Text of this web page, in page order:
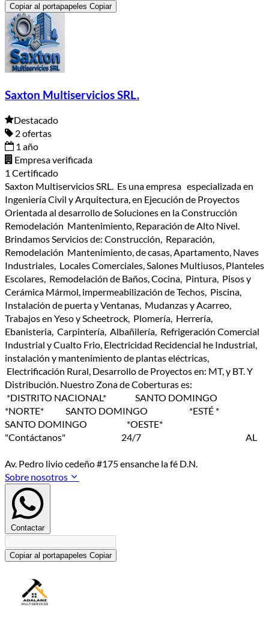
Copiar al portapapeles Copiar
Saxton Multiservicios SRL.
Destacado
2 ofertas
1 año
Empresa verificada
1 Certificado
Saxton Multiservicios SRL. Es una empresa especializada en
Ingeniería Civil y Arquitectura, en Ejecución de Proyectos
Orientada al desarrollo de Soluciones en la Construcción
Remodelación Mantenimiento, Reparación de Alto Nivel.
Brindamos Servicios de: Construcción, Reparación,
Remodelación Mantenimiento, de casas, Apartamento, Naves
Industriales, Locales Comerciales, Salones Multiusos, Planteles
Escolares, Remodelación de Baños, Cocina, Pintura, Pisos y
Cerámica Mármol, impermeabilización de Techos, Piscina,
Instalación de puerta y Ventanas, Mudanzas y Acarreo,
Trabajos en Yeso y Scheetrock, Plomería, Herrería,
Ebanisteria, Carpintería, Albañilería, Refrigeración Comercial
Industrial y Cualto Frio, Electricidad Recidencial he Industrial,
instalación y mantenimiento de plantas eléctricas,
Electrificación Rural, Desarrollo de Proyectos en: MT, y BT. Y
Distribución. Nuestro Zona de Coberturas es:
*DISTRITO NACIONAL* SANTO DOMINGO
*NORTE* SANTO DOMINGO *ESTÉ *
SANTO DOMINGO *OESTE*
"Contáctanos" 24/7 AL
Av. Pedro livio cedeño #175 ensanche la fé D.N.
Sobre nosotros
Contactar
Copiar al portapapeles Copiar